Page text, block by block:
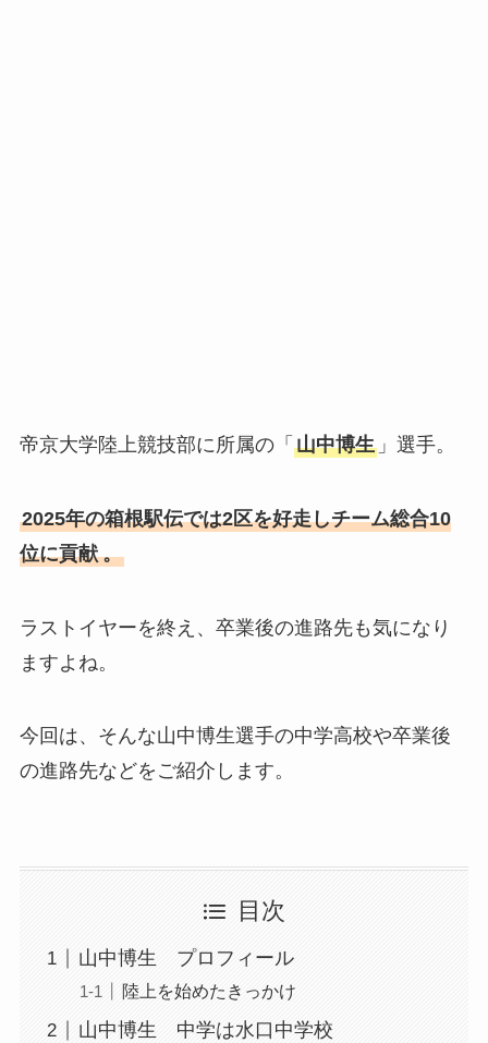
帝京大学陸上競技部に所属の「 山中博生」選手。
2025年の箱根駅伝では2区を好走しチーム総合10
位に貢献 。
ラストイヤーを終え、卒業後の進路先も気になり
ますよね。
今回は、そんな山中博生選手の中学高校や卒業後
の進路先などをご紹介します。
目次
山中博生 プロフィール
陸上を始めたきっかけ
山中博生 中学は水口中学校